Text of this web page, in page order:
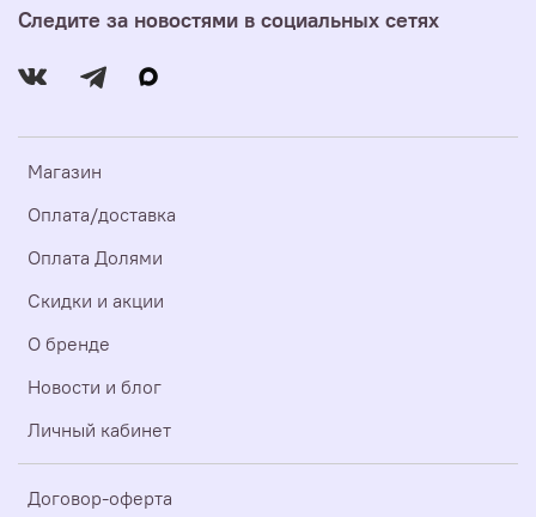
Магазин
Оплата/доставка
Оплата Долями
Скидки и акции
О бренде
Новости и блог
Личный кабинет
Договор-оферта
Следите за новостями в социальных сетях